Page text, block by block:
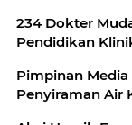
234 Dokter
Pendidikan
Pimpinan
Penyiraman Air